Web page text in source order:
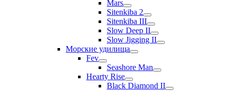
Mars
Sitenkiba 2
Sitenkiba III
Slow Deep II
Slow Jigging II
Морские удилища
Fev
Seashore Man
Hearty Rise
Black Diamond II